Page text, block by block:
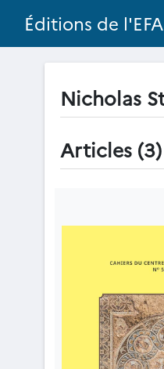
Éditions de l'EFA
Nicholas
Articles (3)